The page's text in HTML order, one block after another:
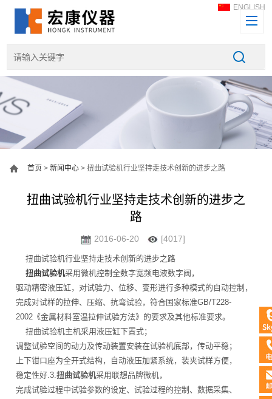
ENGLISH
首页 >新闻中心 > 扭曲试验机行业坚持走技术创新的进步之路
扭曲试验机行业坚持走技术创新的进步之
路
2016-06-20 [4017]
扭曲试验机行业坚持走技术创新的进步之路
扭曲试验机采用微机控制全数字宽频电液数字阀，
驱动精密液压缸，对试验力、位移、变形进行多种模式的自动控制，
完成对试样的拉伸、压缩、抗弯试验，符合国家标准GB/T228-
2002《金属材料室温拉伸试验方法》的要求及其他标准要求。
扭曲试验机主机采用液压缸下置式；
调整试验空间的动力及传动装置安装在试验机底部，传动平稳；
上下钳口座为全开式结构，自动液压加紧系统，装夹试样方便，
稳定性好.3.扭曲试验机采用联想品牌微机，
完成试验过程中试验参数的设定、试验过程的控制、数据采集、